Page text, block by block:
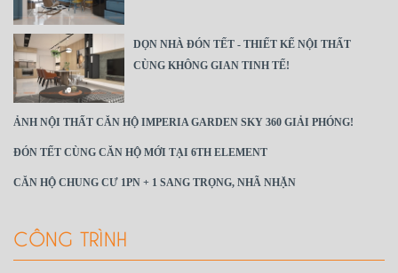
DỌN NHÀ ĐÓN TẾT - THIẾT KẾ NỘI THẤT
CÙNG KHÔNG GIAN TINH TẾ!
ẢNH NỘI THẤT CĂN HỘ IMPERIA GARDEN SKY 360 GIẢI PHÓNG!
ĐÓN TẾT CÙNG CĂN HỘ MỚI TẠI 6TH ELEMENT
CĂN HỘ CHUNG CƯ 1PN + 1 SANG TRỌNG, NHÃ NHẶN
CÔNG TRÌNH